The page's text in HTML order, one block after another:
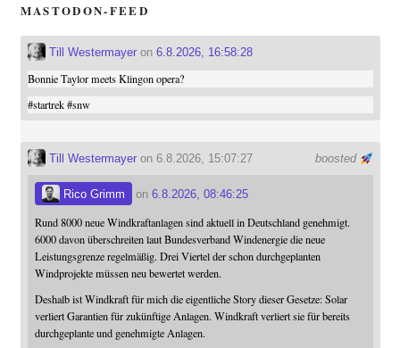
MASTODON-FEED
Till Westermayeron 6.8.2026, 16:58:28
Bonnie Taylor meets Klingon opera?
#startrek #snw
boosted
Till Westermayeron 6.8.2026, 15:07:27
Rico Grimm on 6.8.2026, 08:46:25
Rund 8000 neue Windkraftanlagen sind aktuell in Deutschland genehmigt.
6000 davon überschreiten laut Bundesverband Windenergie die neue
Leistungsgrenze regelmäßig. Drei Viertel der schon durchgeplanten
Windprojekte müssen neu bewertet werden.
Deshalb ist Windkraft für mich die eigentliche Story dieser Gesetze: Solar
verliert Garantien für zukünftige Anlagen. Windkraft verliert sie für bereits
durchgeplante und genehmigte Anlagen.